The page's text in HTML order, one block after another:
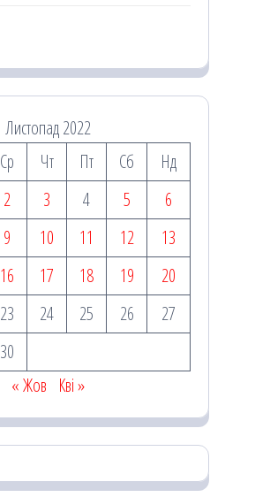
Листопад 2022
Ср Чт Пт Сб
Нд
2 3 4 5
6
9 10 11 12
13
16 17 18 19
20
23 24 25 26
27
30
« Жов Кві »